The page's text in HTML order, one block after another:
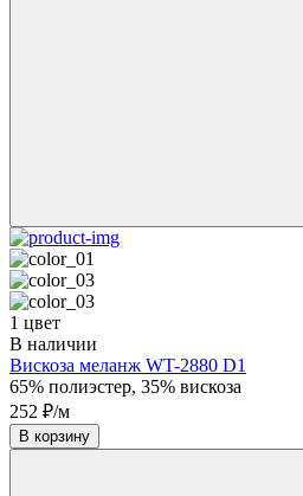
1 цвет
В наличии
Вискоза меланж WT-2880 D1
65% полиэстер, 35% вискоза
252 ₽/м
В корзину